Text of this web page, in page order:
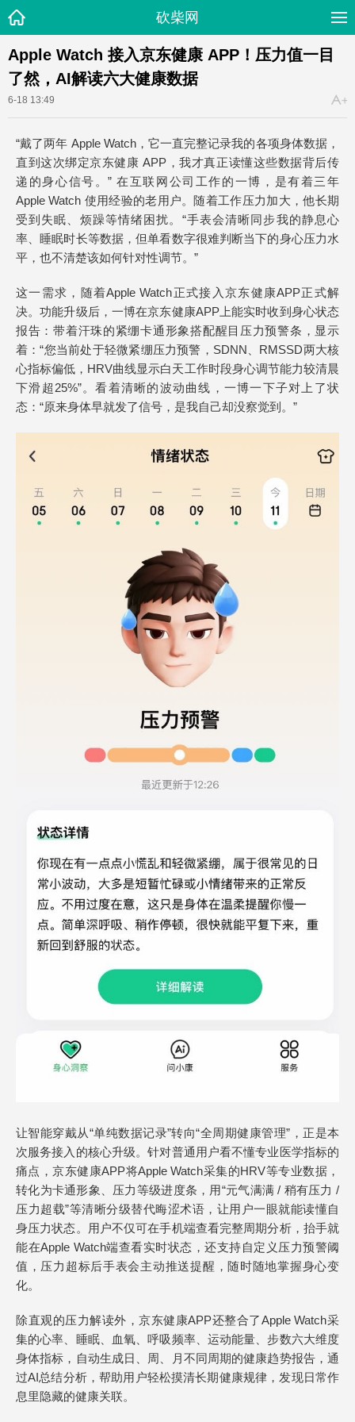
砍柴网
Apple Watch 接入京东健康 APP！压力值一目
了然，AI解读六大健康数据
6-18 13:49
“戴了两年 Apple Watch，它一直完整记录我的各项身体数据，
直到这次绑定京东健康 APP，我才真正读懂这些数据背后传
递的身心信号。” 在互联网公司工作的一博，是有着三年
Apple Watch 使用经验的老用户。随着工作压力加大，他长期
受到失眠、烦躁等情绪困扰。“手表会清晰同步我的静息心
率、睡眠时长等数据，但单看数字很难判断当下的身心压力水
平，也不清楚该如何针对性调节。”
这一需求，随着Apple Watch正式接入京东健康APP正式解
决。功能升级后，一博在京东健康APP上能实时收到身心状态
报告：带着汗珠的紧绷卡通形象搭配醒目压力预警条，显示
着：“您当前处于轻微紧绷压力预警，SDNN、RMSSD两大核
心指标偏低，HRV曲线显示白天工作时段身心调节能力较清晨
下滑超25%”。看着清晰的波动曲线，一博一下子对上了状
态：“原来身体早就发了信号，是我自己却没察觉到。”
让智能穿戴从“单纯数据记录”转向“全周期健康管理”，正是本
次服务接入的核心升级。针对普通用户看不懂专业医学指标的
痛点，京东健康APP将Apple Watch采集的HRV等专业数据，
转化为卡通形象、压力等级进度条，用“元气满满 / 稍有压力 /
压力超载”等清晰分级替代晦涩术语，让用户一眼就能读懂自
身压力状态。用户不仅可在手机端查看完整周期分析，抬手就
能在Apple Watch端查看实时状态，还支持自定义压力预警阈
值，压力超标后手表会主动推送提醒，随时随地掌握身心变
化。
除直观的压力解读外，京东健康APP还整合了Apple Watch采
集的心率、睡眠、血氧、呼吸频率、运动能量、步数六大维度
身体指标，自动生成日、周、月不同周期的健康趋势报告，通
过AI总结分析，帮助用户轻松摸清长期健康规律，发现日常作
息里隐藏的健康关联。